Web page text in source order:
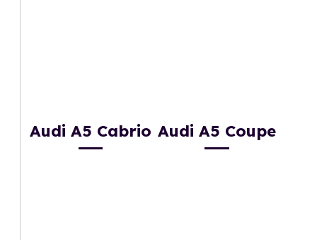
Audi A5 Cabrio Audi A5 Coupe